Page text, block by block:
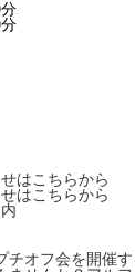
はこちらから
はこちらから
オフ会を開催